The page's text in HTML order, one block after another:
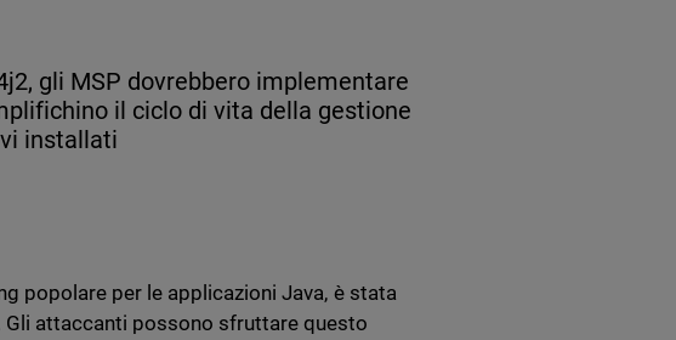
gli MSP dovrebbero implementare
il ciclo di vita della gestione
installati
popolare per le applicazioni Java, è stata
attaccanti possono sfruttare questo